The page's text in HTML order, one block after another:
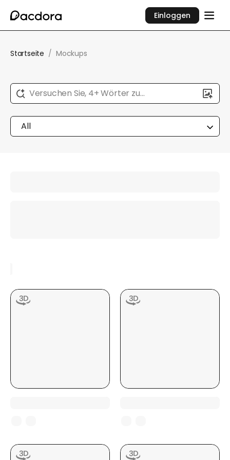
Einloggen
Startseite / Mockups
Versuchen Sie, 4+ Wörter zu
beschreiben...
All